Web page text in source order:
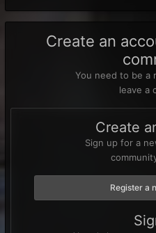
Create an
You need to be a
leave a
Create
Sign up for a
Register a